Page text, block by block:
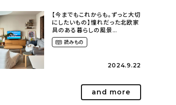
【今までもこれからも。ずっと大切
にしたいもの】憧れだった北欧家
具のある暮らしの風景
（m._.k_homeさん）
読みもの
2024.9.22
and more